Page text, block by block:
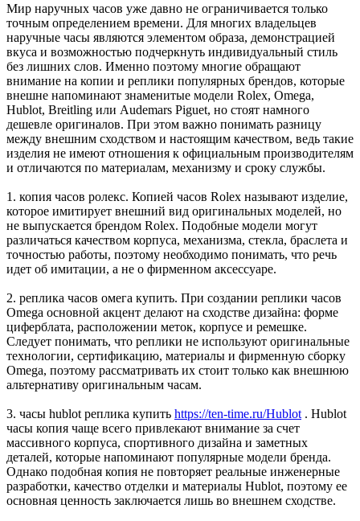
Мир наручных часов уже давно не ограничивается только
точным определением времени. Для многих владельцев
наручные часы являются элементом образа, демонстрацией
вкуса и возможностью подчеркнуть индивидуальный стиль
без лишних слов. Именно поэтому многие обращают
внимание на копии и реплики популярных брендов, которые
внешне напоминают знаменитые модели Rolex, Omega,
Hublot, Breitling или Audemars Piguet, но стоят намного
дешевле оригиналов. При этом важно понимать разницу
между внешним сходством и настоящим качеством, ведь такие
изделия не имеют отношения к официальным производителям
и отличаются по материалам, механизму и сроку службы.
1. копия часов ролекс. Копией часов Rolex называют изделие,
которое имитирует внешний вид оригинальных моделей, но
не выпускается брендом Rolex. Подобные модели могут
различаться качеством корпуса, механизма, стекла, браслета и
точностью работы, поэтому необходимо понимать, что речь
идет об имитации, а не о фирменном аксессуаре.
2. реплика часов омега купить. При создании реплики часов
Omega основной акцент делают на сходстве дизайна: форме
циферблата, расположении меток, корпусе и ремешке.
Следует понимать, что реплики не используют оригинальные
технологии, сертификацию, материалы и фирменную сборку
Omega, поэтому рассматривать их стоит только как внешнюю
альтернативу оригинальным часам.
3. часы hublot реплика купить https://ten-time.ru/Hublot . Hublot
часы копия чаще всего привлекают внимание за счет
массивного корпуса, спортивного дизайна и заметных
деталей, которые напоминают популярные модели бренда.
Однако подобная копия не повторяет реальные инженерные
разработки, качество отделки и материалы Hublot, поэтому ее
основная ценность заключается лишь во внешнем сходстве.